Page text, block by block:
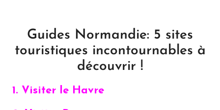
Guides Normandie: 5 sites
touristiques incontournables à
découvrir !
1. Visiter le Havre